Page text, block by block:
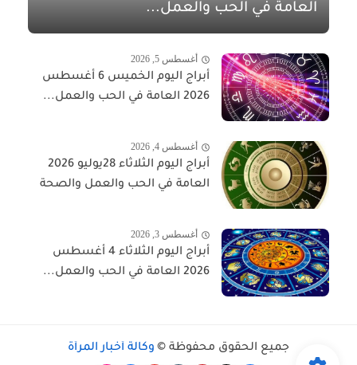
العامة في الحب والعمل...
أغسطس 5, 2026
أبراج اليوم الخميس 6 أغسطس
2026 العامة في الحب والعمل...
أغسطس 4, 2026
أبراج اليوم الثلاثاء 28يوليو 2026
العامة في الحب والعمل والصحة
أغسطس 3, 2026
أبراج اليوم الثلاثاء 4 أغسطس
2026 العامة في الحب والعمل...
جميع الحقوق محفوظة © وكالة أخبار المرأة